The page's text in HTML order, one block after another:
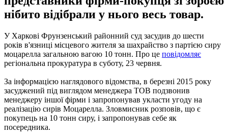
нібито відібрали у нього весь товар.
У Харкові Фрунзенський районний суд засудив до шести
років в'язниці місцевого жителя за шахрайство з партією сиру
моцарелла загальною вагою 10 тонн. Про це повідомляє
регіональна прокуратура в суботу, 23 червня.
За інформацією наглядового відомства, в березні 2015 року
засуджений під виглядом менеджера ТОВ подзвонив
менеджеру іншої фірми і запропонував укласти угоду на
реалізацію сирів Моцарелла. Зловмисник розповів, що є
покупець на 10 тонн сиру, і запропонував себе як
посередника.